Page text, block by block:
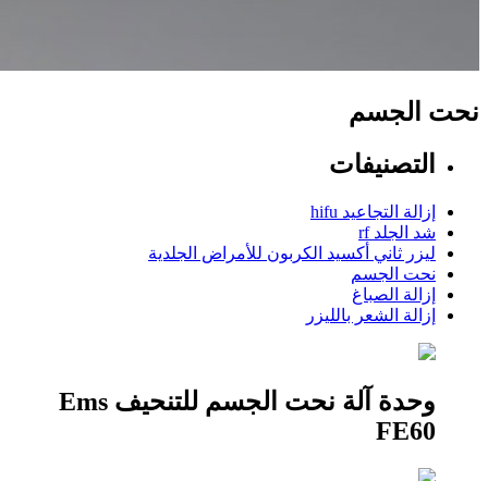
نحت الجسم
التصنيفات
إزالة التجاعيد hifu
شد الجلد rf
ليزر ثاني أكسيد الكربون للأمراض الجلدية
نحت الجسم
إزالة الصباغ
إزالة الشعر بالليزر
وحدة آلة نحت الجسم للتنحيف Ems
FE60